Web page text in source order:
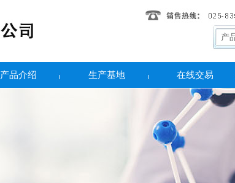
产品介绍 生产基地 在线交易